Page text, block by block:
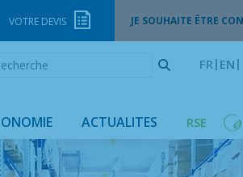
JE SOUHAITE ÊTRE
VOTRE DEVIS
ACTUALITES RSE
FR EN